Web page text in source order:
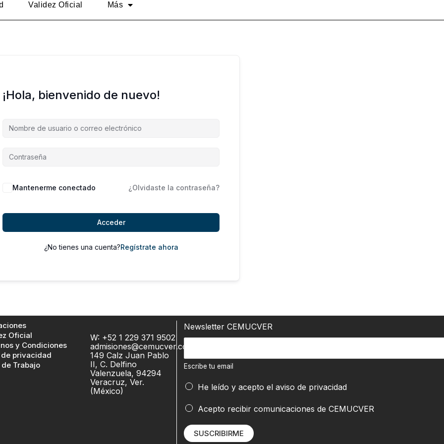
Validez Oficial Más
¡Hola, bienvenido de nuevo!
Alternative:
Mantenerme conectado ¿Olvidaste la contraseña?
Acceder
¿No tienes una cuenta?Regístrate ahora
Oficial
y Condiciones
de privacidad
de Trabajo
W: +52 1 229 371 9502
admisiones@cemucver.com
149 Calz Juan Pablo
II, C. Delfino
Valenzuela, 94294
Veracruz, Ver.
(México)
Newsletter CEMUCVER
c
i
b
e
t
u
Escribe tu email
He leído y acepto elaviso de privacidad
e
a
i
Acepto recibir comunicaciones de CEMUCVER
SUSCRIBIRME